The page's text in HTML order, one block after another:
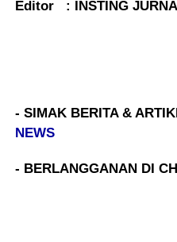
Editor : INSTING
- SIMAK BERITA &
NEWS
- BERLANGGANAN DI